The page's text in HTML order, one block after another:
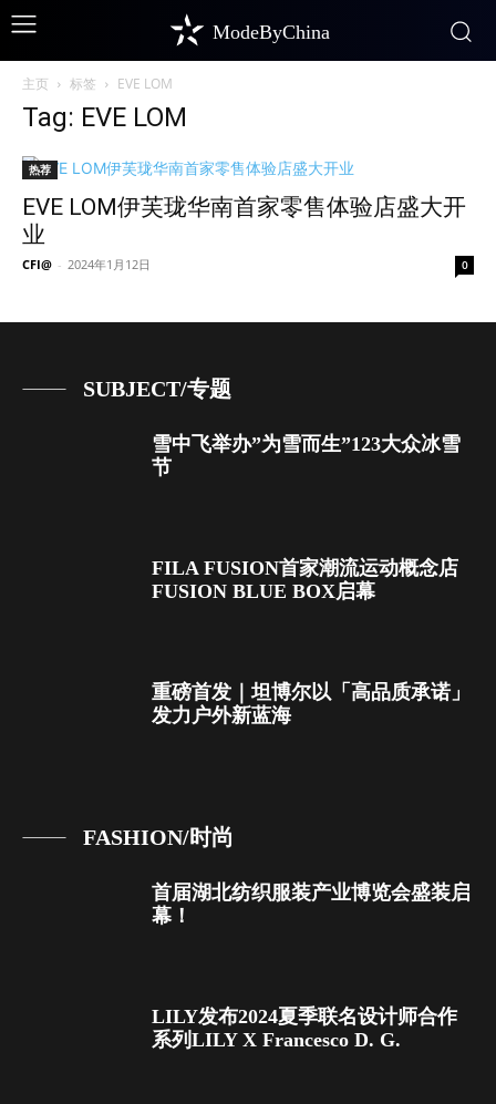
ModeByChina
主页 标签 EVE LOM
Tag: EVE LOM
热荐
EVE LOM伊芙珑华南首家零售体验店盛大开
业
CFI@ - 2024年1月12日 0
SUBJECT/专题
雪中飞举办”为雪而生”123大众冰雪
节
FILA FUSION首家潮流运动概念店
FUSION BLUE BOX启幕
重磅首发｜坦博尔以「高品质承诺」
发力户外新蓝海
FASHION/时尚
首届湖北纺织服装产业博览会盛装启
幕！
LILY发布2024夏季联名设计师合作
系列LILY X Francesco D. G.